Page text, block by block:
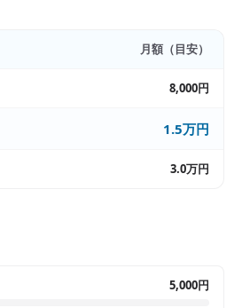
月額（目安）
8,000円
1.5万円
3.0万円
5,000円